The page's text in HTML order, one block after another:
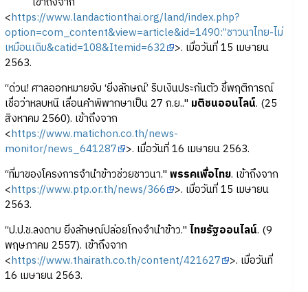
<https://www.landactionthai.org/land/index.php?
option=com_content&view=article&id=1490:”ชาวนาไทย-ไม่
เหมือนเดิม&catid=108&Itemid=632 >. เมื่อวันที่ 15 เมษายน
2563.
“ด่วน! ศาลออกหมายจับ ‘ยิ่งลักษณ์’ ริบเงินประกันตัว ชี้พฤติการณ์
เชื่อว่าหลบหนี เลื่อนคำพิพากษาเป็น 27 ก.ย.." มติชนออนไลน์. (25
สิงหาคม 2560). เข้าถึงจาก
<https://www.matichon.co.th/news-
monitor/news_641287 >. เมื่อวันที่ 16 เมษายน 2563.
“ที่มาของโครงการจำนำข้าวช่วยชาวนา." พรรคเพื่อไทย. เข้าถึงจาก
<https://www.ptp.or.th/news/366 >. เมื่อวันที่ 15 เมษายน
2563.
“ป.ป.ช.ลงดาบ ยิ่งลักษณ์ปล่อยโกงจํานําข้าว." ไทยรัฐออนไลน์. (9
พฤษภาคม 2557). เข้าถึงจาก
<https://www.thairath.co.th/content/421627 >. เมื่อวันที่
16 เมษายน 2563.